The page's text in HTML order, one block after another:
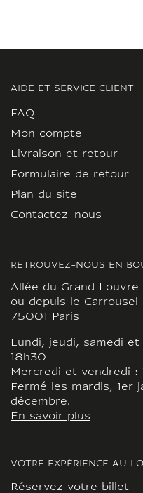
AIDE ET SERVICE CLIENT
FAQ
Mon compte
Livraison et retour
Formulaire de retour
Plan du site
Contactez-nous
RETROUVEZ-NOUS EN
Allée du Grand
ou depuis le Carrousel
75001 Paris
Lundi, jeudi, samedi
18h30
Mercredi et vendredi
Fermé les mardis, 1er
décembre.
En savoir plus
VOTRE EXPÉRIENCE AU
Réservez votre billet